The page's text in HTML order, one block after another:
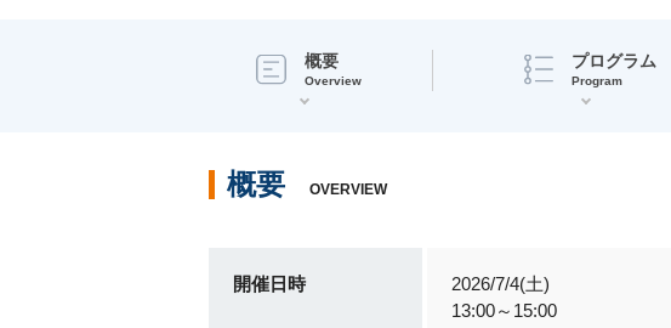
概要
Overview
プログラム
Program
概要 OVERVIEW
開催日時
2026/7/4(土)
13:00～15:00